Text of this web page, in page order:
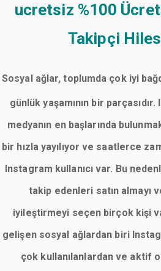
ucretsiz %100
Takipçi
Sosyal ağlar, toplumda çok iyi
günlük yaşamının bir
medyanın en başlarında
bir hızla yayılıyor ve saatlerce
Instagram kullanıcı var. Bu
takip edenleri satın almayı
iyileştirmeyi seçen birçok kişi
gelişen sosyal ağlardan biri
çok kullanılanlardan ve aktif